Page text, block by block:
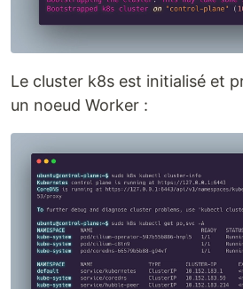
Le cluster k8s est initialisé et
un noeud Worker :